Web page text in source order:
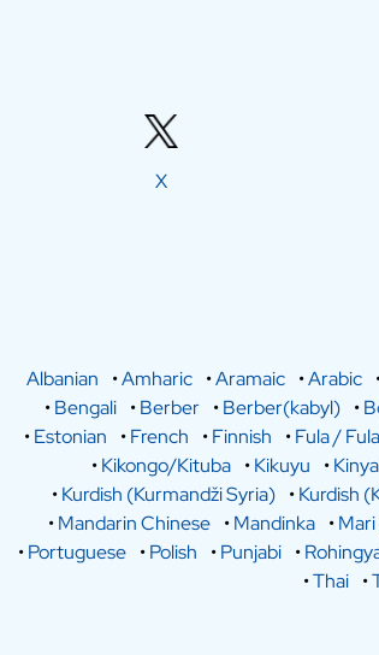
X
Albanian
•Amharic •Aramaic •Arabic
•Bengali •Berber •Berber(kabyl) •
•Estonian •French •Finnish •Fula /
•Kikongo/Kituba •Kikuyu •
•Kurdish (Kurmandži Syria) •Kurdish
•Mandarin Chinese •Mandinka •
•Portuguese •Polish •Punjabi •
•Thai •